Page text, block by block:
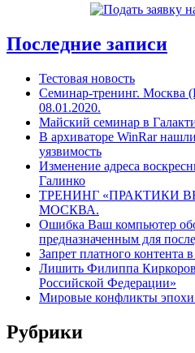
Последние записи
Тестовая новость
Cеминар-тренинг. Москва
08.01.2020.
Майский семинар в
В архиваторе WinRar
уязвимость
Изменение адреса
Галинко
ТРЕНИНГ «ПРАКТИКИ
МОСКВА.
Ошибка Ваш компьютер
предназначенным для
Запрет платного контента
Лишить Филиппа
Российской Федерации»
Мировые конфликты
Рубрики